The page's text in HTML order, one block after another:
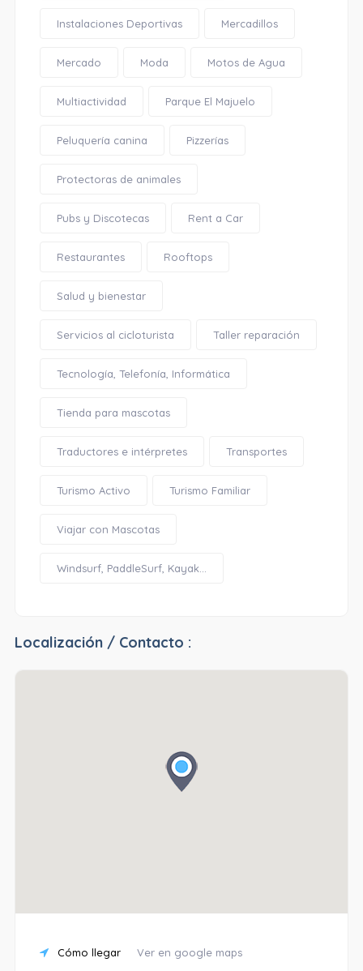
Instalaciones Deportivas Mercadillos
Mercado Moda Motos de Agua
Multiactividad Parque El Majuelo
Peluquería canina Pizzerías
Protectoras de animales
Pubs y Discotecas Rent a Car
Restaurantes Rooftops
Salud y bienestar
Servicios al cicloturista Taller reparación
Tecnología, Telefonía, Informática
Tienda para mascotas
Traductores e intérpretes Transportes
Turismo Activo Turismo Familiar
Viajar con Mascotas
Windsurf, PaddleSurf, Kayak...
Localización / Contacto :
Cómo llegar Ver en google maps